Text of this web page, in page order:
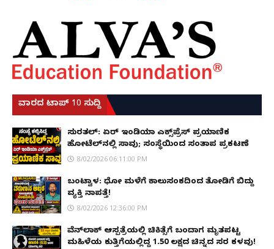
ವಾರದ ಟಾಪ್ 10 ಸುದ್ದಿ
ಸುರತ್ಕಲ್: ಏರ್ ಇಂಡಿಯಾ ಎಕ್ಸ್‌ಪ್ರೆಸ್ ಪ್ರಯಾಣಿಕ
ಹೋಟೆಲ್‌ನಲ್ಲಿ ಸಾವು; ಸಂಸ್ಥೆಯಿಂದ ಸಂತಾಪ ಪ್ರಕಟಣೆ
8/02/2026 06:11:00 PM
ಬಂಟ್ವಾಳ: ಧೋ ಮಳೆಗೆ ಕಾಲುಸಂಕದಿಂದ ತೋಡಿಗೆ ಬಿದ್ದು
ವ್ಯಕ್ತಿ ನಾಪತ್ತೆ!
8/02/2026 12:36:00 PM
ವೆನ್‌ಲಾಕ್ ಆಸ್ಪತ್ರೆಯಲ್ಲಿ ಚಿಕಿತ್ಸೆಗೆ ಬಂದಾಗ ಮೃತಪಟ್ಟ
ಮಹಿಳೆಯ ಕುತ್ತಿಗೆಯಲ್ಲಿದ್ದ ₹1.50 ಲಕ್ಷದ ಚಿನ್ನದ ಸರ ಕಳವು!